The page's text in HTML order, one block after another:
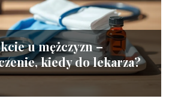
u mężczyzn –
kiedy do lekarza?